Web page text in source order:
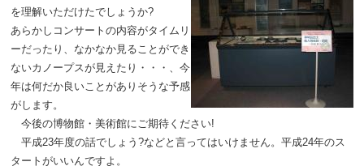
を理解いただけたでしょうか?
あらかしコンサートの内容がタイムリ
ーだったり、なかなか見ることができ
ないカノープスが見えたり・・・、今
年は何だか良いことがありそうな予感
がします。
今後の博物館・美術館にご期待ください!
平成23年度の話でしょう?などと言ってはいけません。平成24年のス
タートがいいんですよ。